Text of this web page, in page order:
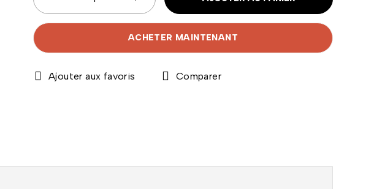
ACHETER MAINTENANT
Comparer